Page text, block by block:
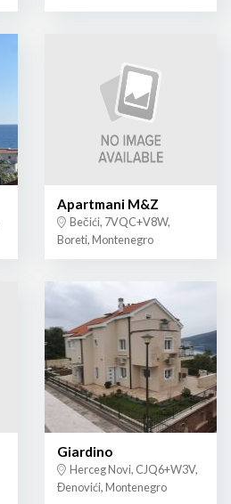
Apartmani M&Z
Bečići, 7VQC+V8W,
Boreti, Montenegro
Giardino
Herceg Novi, CJQ6+W3V,
Đenovići, Montenegro